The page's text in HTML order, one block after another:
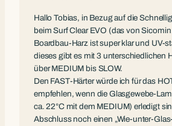
Hallo Tobias, in Bezug auf die
beim Surf Clear EVO (das von
Boardbau-Harz ist super klar und UV-
dieses gibt es mit 3 unterschiedlichen
über MEDIUM bis SLOW.
Den FAST-Härter würde ich für das
empfehlen, wenn die Glasgewebe-
ca. 22°C mit dem MEDIUM) erledigt
Abschluss noch einen „Wie-unter-